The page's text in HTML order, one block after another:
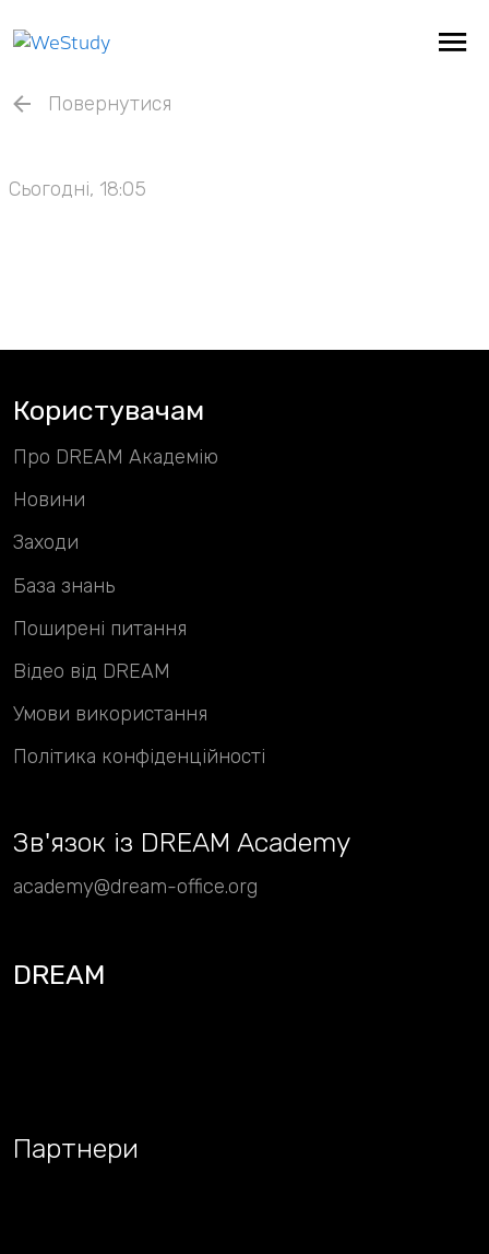
Повернутися
Сьогодні, 18:05
Користувачам
Про DREAM Академію
Новини
Умови використання
Політика конфіденційності
Заходи
База знань
Поширені питання
Відео від DREAM
academy@dream-office.org
Партнери
DREAM
Зв'язок із DREAM Academy